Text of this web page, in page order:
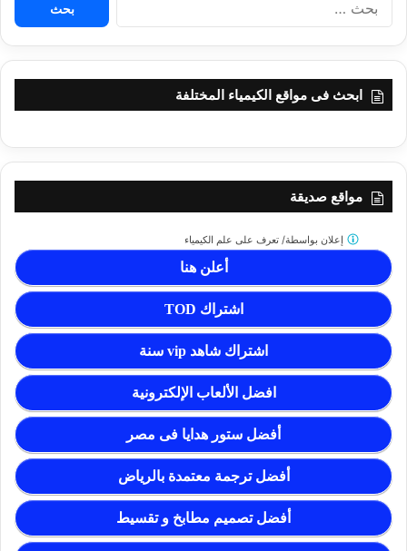
عن:
ابحث فى مواقع الكيمياء المختلفة
مواقع صديقة
أعلن هنا
اشتراك TOD
اشتراك شاهد vip سنة
افضل الألعاب الإلكترونية
أفضل ستور هدايا فى مصر
أفضل ترجمة معتمدة بالرياض
أفضل تصميم مطابخ و تقسيط
إعلان بواسطة/ تعرف على علم الكيمياء